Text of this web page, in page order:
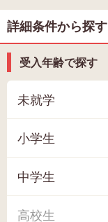
詳細条件から探す
受入年齢で探す
未就学
小学生
中学生
高校生